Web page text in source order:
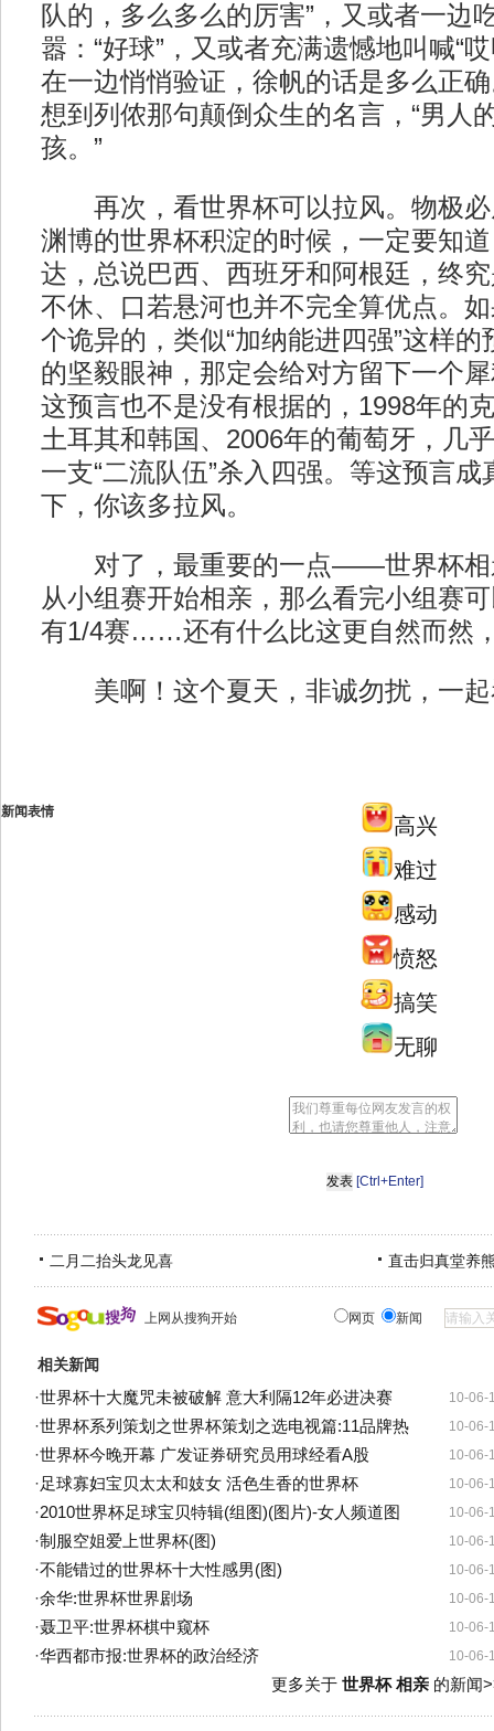
队的，多么多么的厉害”，又或者一边
嚣：“好球”，又或者充满遗憾地叫喊“
在一边悄悄验证，徐帆的话是多么正
想到列侬那句颠倒众生的名言，“男人
孩。”
再次，看世界杯可以拉风。物极必
渊博的世界杯积淀的时候，一定要知
达，总说巴西、西班牙和阿根廷，终
不休、口若悬河也并不完全算优点。
个诡异的，类似“加纳能进四强”这样
的坚毅眼神，那定会给对方留下一个
这预言也不是没有根据的，1998年的
土耳其和韩国、2006年的葡萄牙，几
一支“二流队伍”杀入四强。等这预言
下，你该多拉风。
对了，最重要的一点——世界杯相
从小组赛开始相亲，那么看完小组赛
有1/4赛……还有什么比这更自然而然
美啊！这个夏天，非诚勿扰，一起
新闻表情
高兴
难过
感动
愤怒
搞笑
无聊
[Ctrl+Enter]
二月二抬头龙见喜 直击归真堂养
上网从搜狗开始 网页 新闻
相关新闻
10-06-
·世界杯十大魔咒未被破解 意大利隔12年必进决赛
10-06-
·世界杯系列策划之世界杯策划之选电视篇:11品牌热
10-06-
·世界杯今晚开幕 广发证券研究员用球经看A股
10-06-
·足球寡妇宝贝太太和妓女 活色生香的世界杯
10-06-
·2010世界杯足球宝贝特辑(组图)(图片)-女人频道图
10-06-
·制服空姐爱上世界杯(图)
10-06-
·不能错过的世界杯十大性感男(图)
10-06-
·余华:世界杯世界剧场
10-06-
·聂卫平:世界杯棋中窥杯
10-06-
·华西都市报:世界杯的政治经济
更多关于 世界杯 相亲的新闻